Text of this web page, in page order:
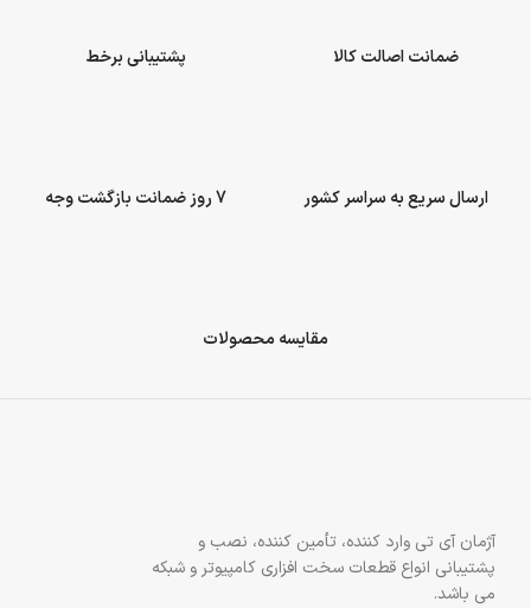
ضمانت اصالت کالا پشتیبانی برخط
ارسال سریع به سراسر کشور 7 روز ضمانت بازگشت وجه
مقایسه محصولات
آژمان آی تی وارد کننده، تأمین کننده، نصب و
پشتیبانی انواع قطعات سخت افزاری کامپیوتر و شبکه
می باشد.